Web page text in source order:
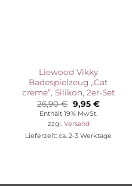
Liewood Vikky
Badespielzeug „Cat
creme“, Silikon, 2er-Set
26,90€ Ursprünglicher
Preis
war:
26,90 €
9,95 €Aktueller
Enthält 19% MwSt.
zzgl. Versand
Lieferzeit: ca. 2-3 Werktage